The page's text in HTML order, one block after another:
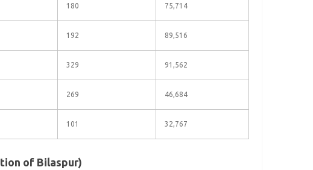
180 75,714
192 89,516
329 91,562
269 46,684
101 32,767
of Bilaspur)